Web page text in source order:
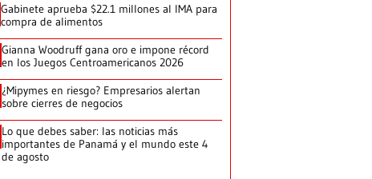
Gabinete aprueba $22.1 millones al IMA para
compra de alimentos
Gianna Woodruff gana oro e impone récord
en los Juegos Centroamericanos 2026
¿Mipymes en riesgo? Empresarios alertan
sobre cierres de negocios
Lo que debes saber: las noticias más
importantes de Panamá y el mundo este 4
de agosto